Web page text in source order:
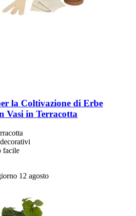
la Coltivazione di Erbe
Vasi in Terracotta
facile
12 agosto